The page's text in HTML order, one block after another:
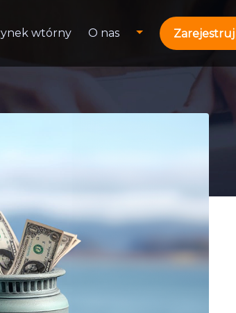
wtórny O nas Zarejestruj